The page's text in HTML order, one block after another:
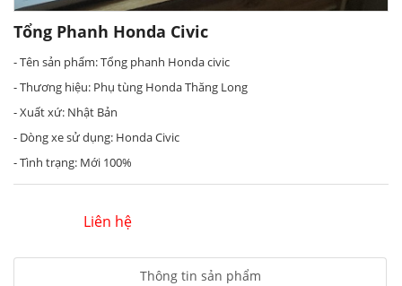
Tổng Phanh Honda Civic
- Tên sản phẩm: Tổng phanh Honda civic
- Thương hiệu: Phụ tùng Honda Thăng Long
- Xuất xứ: Nhật Bản
- Dòng xe sử dụng: Honda Civic
- Tình trạng: Mới 100%
Liên hệ
Thông tin sản phẩm